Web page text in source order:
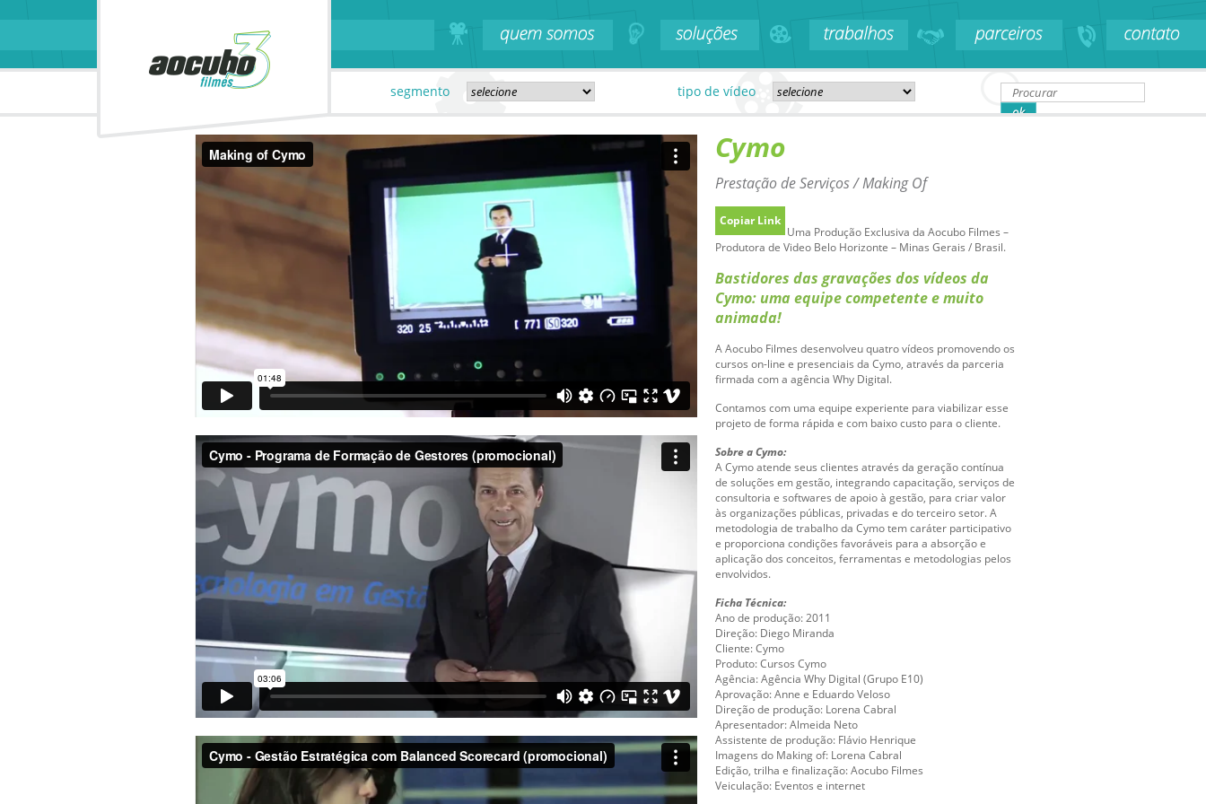
segmento tipo de vídeo
Cymo
Prestação de Serviços / Making Of
Copiar Link
Uma Produção Exclusiva da Aocubo Filmes –
Produtora de Video Belo Horizonte – Minas Gerais / Brasil.
Bastidores das gravações dos vídeos da
Cymo: uma equipe competente e muito
animada!
A Aocubo Filmes desenvolveu quatro vídeos promovendo os
cursos on-line e presenciais da Cymo, através da parceria
firmada com a agência Why Digital.
Contamos com uma equipe experiente para viabilizar esse
projeto de forma rápida e com baixo custo para o cliente.
Sobre a Cymo:
A Cymo atende seus clientes através da geração contínua
de soluções em gestão, integrando capacitação, serviços de
consultoria e softwares de apoio à gestão, para criar valor
às organizações públicas, privadas e do terceiro setor. A
metodologia de trabalho da Cymo tem caráter participativo
e proporciona condições favoráveis para a absorção e
aplicação dos conceitos, ferramentas e metodologias pelos
envolvidos.
Ficha Técnica:
Ano de produção: 2011
Direção: Diego Miranda
Cliente: Cymo
Produto: Cursos Cymo
Agência: Agência Why Digital (Grupo E10)
Aprovação: Anne e Eduardo Veloso
Direção de produção: Lorena Cabral
Apresentador: Almeida Neto
Assistente de produção: Flávio Henrique
Imagens do Making of: Lorena Cabral
Edição, trilha e finalização: Aocubo Filmes
Veiculação: Eventos e internet